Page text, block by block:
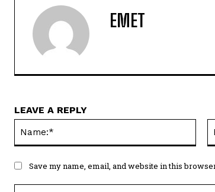
EMET
LEAVE A REPLY
Save my name, email, and website in this